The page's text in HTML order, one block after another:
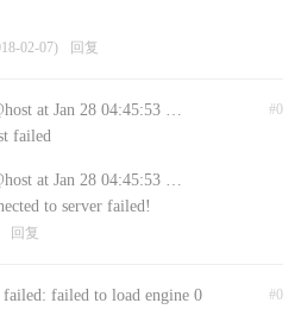
02-07) 回复
#0
at Jan 28 04:45:53 …
failed
at Jan 28 04:45:53 …
to server failed!
回复
#0
failed: failed to load engine 0